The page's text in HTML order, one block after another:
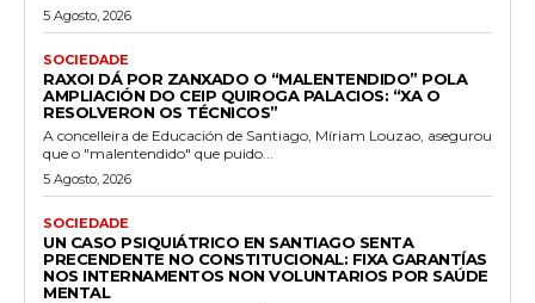
5 Agosto, 2026
SOCIEDADE
RAXOI DÁ POR ZANXADO O “MALENTENDIDO” POLA
AMPLIACIÓN DO CEIP QUIROGA PALACIOS: “XA O
RESOLVERON OS TÉCNICOS”
A concelleira de Educación de Santiago, Míriam Louzao, asegurou
que o "malentendido" que puido...
5 Agosto, 2026
SOCIEDADE
UN CASO PSIQUIÁTRICO EN SANTIAGO SENTA
PRECENDENTE NO CONSTITUCIONAL: FIXA GARANTÍAS
NOS INTERNAMENTOS NON VOLUNTARIOS POR SAÚDE
MENTAL